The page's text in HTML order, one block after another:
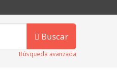
Buscar
Búsqueda avanzada